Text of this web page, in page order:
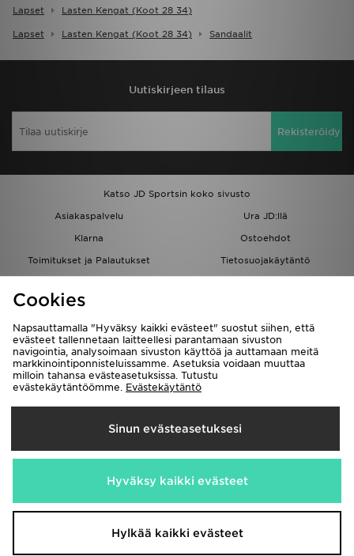
Lapset Lasten Kengat (koot 28 34)
Lapset Lasten Kengat (koot 28 34) Sandaalit
Uutiskirjeen tilaus
Rekisteröidy
Katso JD Sportsin koko sivusto
Asiakaspalvelu
Ura JD:llä
Klarna
Ostoehdot
Toimitukset ja Palautukset
Tietosuojakäytäntö
Löydä myymälä
Kumppanuusohjelma
JD Blog
Toimitetaan
Suomi
Me hyväksymme seuraavat maksutavat
Vieraile yrityksemme sivullawww.jdplc.com
Cookies
Napsauttamalla "Hyväksy kaikki evästeet" suostut siihen, että
evästeet tallennetaan laitteellesi parantamaan sivuston
navigointia, analysoimaan sivuston käyttöä ja auttamaan meitä
markkinointiponnisteluissamme. Asetuksia voidaan muuttaa
milloin tahansa evästeasetuksissa. Tutustu
evästekäytäntöömme. Evästekäytäntö
Sinun evästeasetuksesi
Hyväksy kaikki evästeet
Hylkää kaikki evästeet